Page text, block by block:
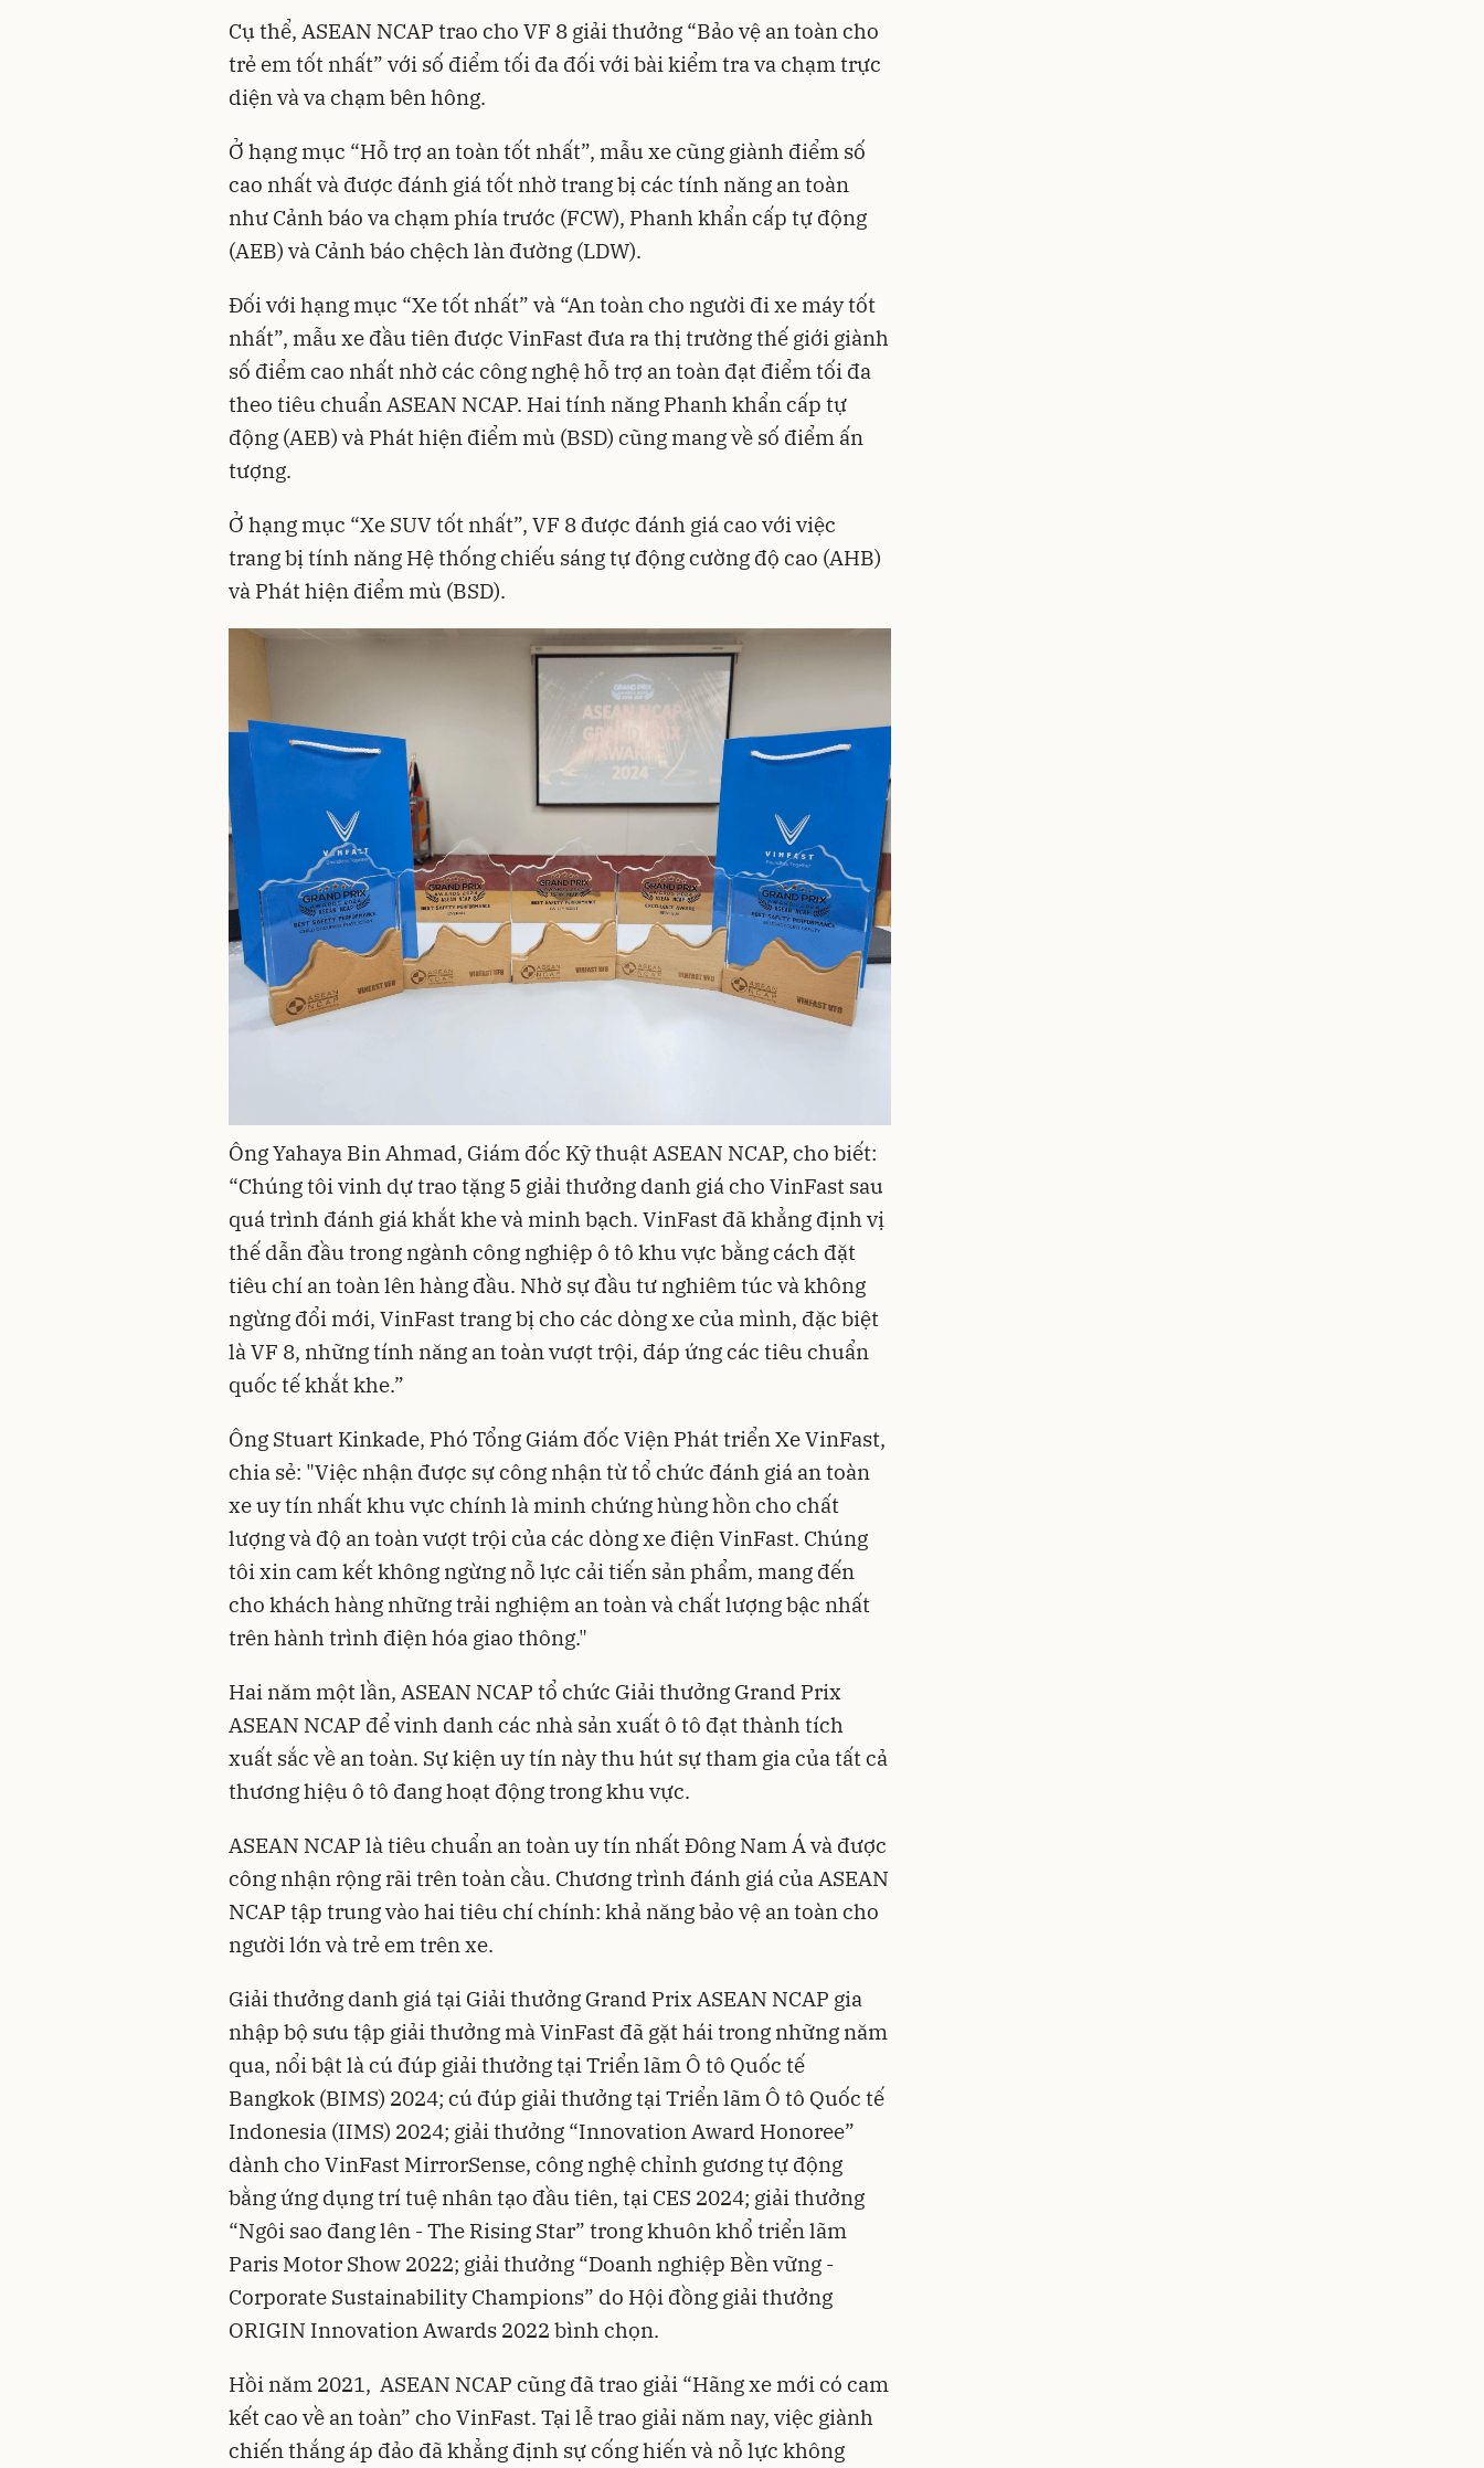
Cụ thể, ASEAN NCAP trao cho VF 8 giải thưởng “Bảo vệ an toàn cho
trẻ em tốt nhất” với số điểm tối đa đối với bài kiểm tra va chạm trực
diện và va chạm bên hông.
Ở hạng mục “Hỗ trợ an toàn tốt nhất”, mẫu xe cũng giành điểm số
cao nhất và được đánh giá tốt nhờ trang bị các tính năng an toàn
như Cảnh báo va chạm phía trước (FCW), Phanh khẩn cấp tự động
(AEB) và Cảnh báo chệch làn đường (LDW).
Đối với hạng mục “Xe tốt nhất” và “An toàn cho người đi xe máy tốt
nhất”, mẫu xe đầu tiên được VinFast đưa ra thị trường thế giới giành
số điểm cao nhất nhờ các công nghệ hỗ trợ an toàn đạt điểm tối đa
theo tiêu chuẩn ASEAN NCAP. Hai tính năng Phanh khẩn cấp tự
động (AEB) và Phát hiện điểm mù (BSD) cũng mang về số điểm ấn
tượng.
Ở hạng mục “Xe SUV tốt nhất”, VF 8 được đánh giá cao với việc
trang bị tính năng Hệ thống chiếu sáng tự động cường độ cao (AHB)
và Phát hiện điểm mù (BSD).
Ông Yahaya Bin Ahmad, Giám đốc Kỹ thuật ASEAN NCAP, cho biết:
“Chúng tôi vinh dự trao tặng 5 giải thưởng danh giá cho VinFast sau
quá trình đánh giá khắt khe và minh bạch. VinFast đã khẳng định vị
thế dẫn đầu trong ngành công nghiệp ô tô khu vực bằng cách đặt
tiêu chí an toàn lên hàng đầu. Nhờ sự đầu tư nghiêm túc và không
ngừng đổi mới, VinFast trang bị cho các dòng xe của mình, đặc biệt
là VF 8, những tính năng an toàn vượt trội, đáp ứng các tiêu chuẩn
quốc tế khắt khe.”
Ông Stuart Kinkade, Phó Tổng Giám đốc Viện Phát triển Xe VinFast,
chia sẻ: "Việc nhận được sự công nhận từ tổ chức đánh giá an toàn
xe uy tín nhất khu vực chính là minh chứng hùng hồn cho chất
lượng và độ an toàn vượt trội của các dòng xe điện VinFast. Chúng
tôi xin cam kết không ngừng nỗ lực cải tiến sản phẩm, mang đến
cho khách hàng những trải nghiệm an toàn và chất lượng bậc nhất
trên hành trình điện hóa giao thông."
Hai năm một lần, ASEAN NCAP tổ chức Giải thưởng Grand Prix
ASEAN NCAP để vinh danh các nhà sản xuất ô tô đạt thành tích
xuất sắc về an toàn. Sự kiện uy tín này thu hút sự tham gia của tất cả
thương hiệu ô tô đang hoạt động trong khu vực.
ASEAN NCAP là tiêu chuẩn an toàn uy tín nhất Đông Nam Á và được
công nhận rộng rãi trên toàn cầu. Chương trình đánh giá của ASEAN
NCAP tập trung vào hai tiêu chí chính: khả năng bảo vệ an toàn cho
người lớn và trẻ em trên xe.
Giải thưởng danh giá tại Giải thưởng Grand Prix ASEAN NCAP gia
nhập bộ sưu tập giải thưởng mà VinFast đã gặt hái trong những năm
qua, nổi bật là cú đúp giải thưởng tại Triển lãm Ô tô Quốc tế
Bangkok (BIMS) 2024; cú đúp giải thưởng tại Triển lãm Ô tô Quốc tế
Indonesia (IIMS) 2024; giải thưởng “Innovation Award Honoree”
dành cho VinFast MirrorSense, công nghệ chỉnh gương tự động
bằng ứng dụng trí tuệ nhân tạo đầu tiên, tại CES 2024; giải thưởng
“Ngôi sao đang lên - The Rising Star” trong khuôn khổ triển lãm
Paris Motor Show 2022; giải thưởng “Doanh nghiệp Bền vững -
Corporate Sustainability Champions” do Hội đồng giải thưởng
ORIGIN Innovation Awards 2022 bình chọn.
Hồi năm 2021, ASEAN NCAP cũng đã trao giải “Hãng xe mới có cam
kết cao về an toàn” cho VinFast. Tại lễ trao giải năm nay, việc giành
chiến thắng áp đảo đã khẳng định sự cống hiến và nỗ lực không